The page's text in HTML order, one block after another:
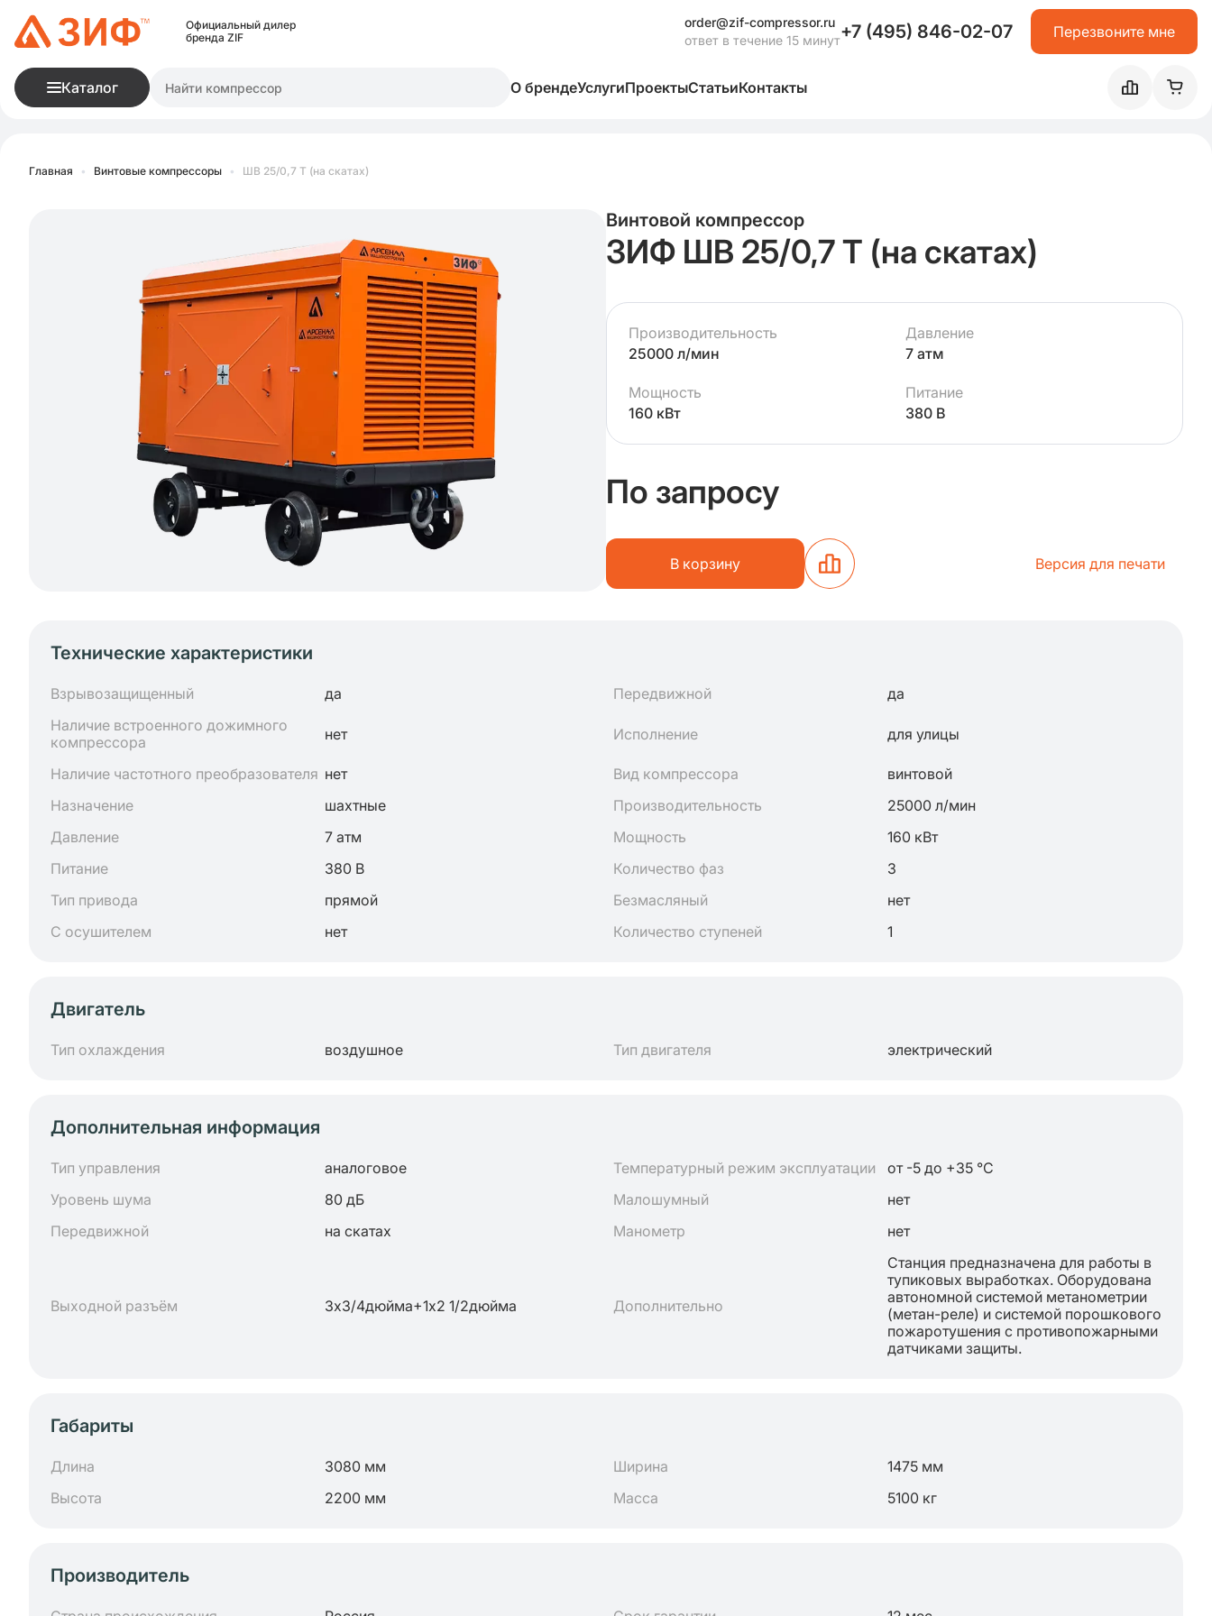
Официальный дилер
бренда ZIF
order@zif-compressor.ru
ответ в течение 15 минут+7 (495) 846-02-07 Перезвоните мне
Каталог О брендеУслугиПроектыСтатьиКонтакты
Главная • Винтовые компрессоры • ШВ 25/0,7 Т (на скатах)
Винтовой компрессор
ЗИФ ШВ 25/0,7 Т (на скатах)
Производительность
25000 л/мин
Давление
7 атм
Мощность
160 кВт
Питание
380 В
По запросу
В корзину Версия для печати
Технические характеристики
Взрывозащищенный да Передвижной
да
Наличие встроенного дожимного
компрессора
нет Исполнение для улицы
Наличие частотного преобразователя нет Вид компрессора
винтовой
Назначение
шахтные Производительность
25000 л/мин
Давление
7 атм Мощность
160 кВт
Питание
380 В Количество фаз
3
Тип привода
прямой Безмасляный
нет
С осушителем
нет Количество ступеней 1
Двигатель
Тип охлаждения воздушное Тип двигателя электрический
Дополнительная информация
Тип управления аналоговое Температурный режим эксплуатации
от -5 до +35 °C
Уровень шума
80 дБ Малошумный
нет
Передвижной
на скатах Манометр нет
Выходной разъём 3х3/4дюйма+1х2 1/2дюйма Дополнительно
Станция предназначена для работы в
тупиковых выработках. Оборудована
автономной системой метанометрии
(метан-реле) и системой порошкового
пожаротушения с противопожарными
датчиками защиты.
Габариты
Длина 3080 мм Ширина
1475 мм
Высота
2200 мм Масса 5100 кг
Производитель